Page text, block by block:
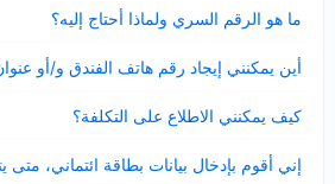
ما هو الرقم السري ولماذا أحتاج إليه؟
مصغر
أين يمكنني إيجاد رقم هاتف الفندق و/أو
عرض
مصغر
كيف يمكنني الاطلاع على التكلفة؟
مصغر
إني أقوم بإدخال بيانات بطاقة ائتماني، متى
مصغر